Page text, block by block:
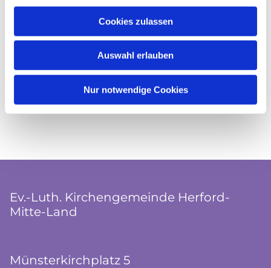
Cookies zulassen
Auswahl erlauben
Nur notwendige Cookies
Ev.-Luth. Kirchengemeinde Herford-
Mitte-Land
Münsterkirchplatz 5